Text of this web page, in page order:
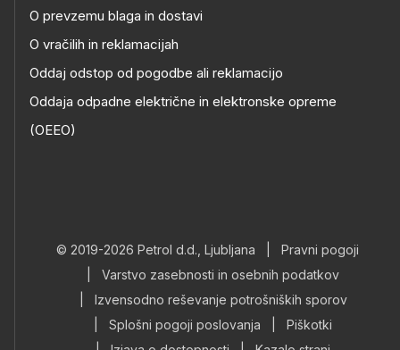
O prevzemu blaga in dostavi
O vračilih in reklamacijah
Oddaj odstop od pogodbe ali reklamacijo
Oddaja odpadne električne in elektronske opreme
(OEEO)
© 2019-2026 Petrol d.d., Ljubljana
Pravni pogoji
Varstvo zasebnosti in osebnih podatkov
Izvensodno reševanje potrošniških sporov
Splošni pogoji poslovanja
Piškotki